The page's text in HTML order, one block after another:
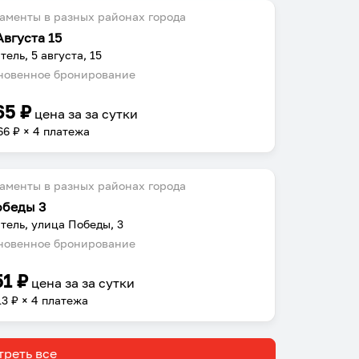
в разных районах города
15
5 августа, 15
бронирование
₽ цена заза сутки
₽ × 4 платежа
в разных районах города
3
улица Победы, 3
бронирование
₽ цена заза сутки
₽ × 4 платежа
все